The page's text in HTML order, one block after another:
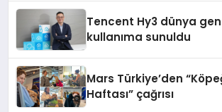
Tencent Hy3 dünya
kullanıma sunuldu
Mars Türkiye’den
Haftası” çağrısı